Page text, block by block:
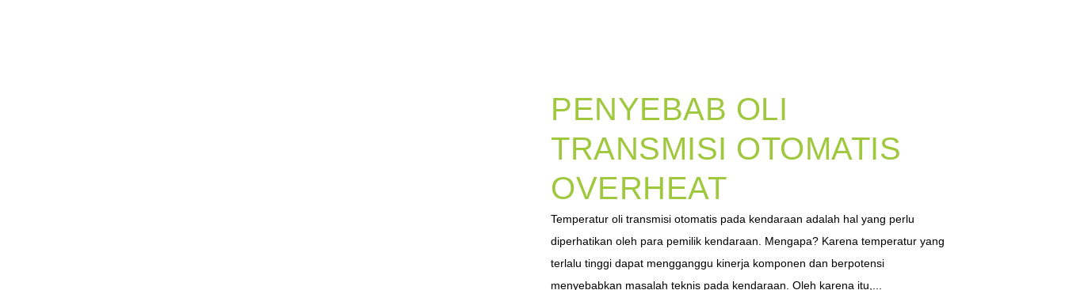
PENYEBAB OLI
TRANSMISI OTOMATIS
OVERHEAT
Temperatur oli transmisi otomatis pada kendaraan adalah hal yang perlu
diperhatikan oleh para pemilik kendaraan. Mengapa? Karena temperatur yang
terlalu tinggi dapat mengganggu kinerja komponen dan berpotensi
menyebabkan masalah teknis pada kendaraan. Oleh karena itu,...